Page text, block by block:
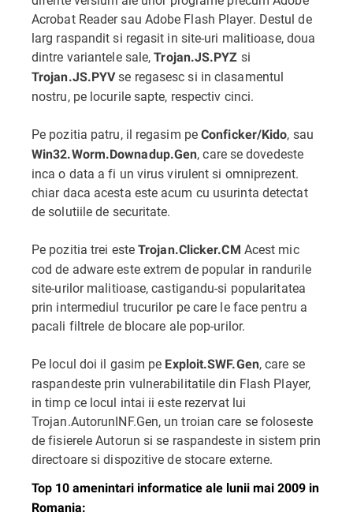
Acrobat Reader sau Adobe Flash Player. Destul de
larg raspandit si regasit in site-uri malitioase, doua
dintre variantele sale,Trojan.JS.PYZ si
Trojan.JS.PYVse regasesc si in clasamentul
nostru, pe locurile sapte, respectiv cinci.
Pe pozitia patru, il regasim peConficker/Kido, sau
Win32.Worm.Downadup.Gen, care se dovedeste
inca o data a fi un virus virulent si omniprezent.
chiar daca acesta este acum cu usurinta detectat
de solutiile de securitate.
Pe pozitia trei esteTrojan.Clicker.CM Acest mic
cod de adware este extrem de popular in randurile
site-urilor malitioase, castigandu-si popularitatea
prin intermediul trucurilor pe care le face pentru a
pacali filtrele de blocare ale pop-urilor.
Pe locul doi il gasim pe Exploit.SWF.Gen, care se
raspandeste prin vulnerabilitatile din Flash Player,
in timp ce locul intai ii este rezervat lui
Trojan.AutorunINF.Gen, un troian care se foloseste
de fisierele Autorun si se raspandeste in sistem prin
directoare si dispozitive de stocare externe.
Top 10 amenintari informatice ale lunii mai 2009 in
Romania: